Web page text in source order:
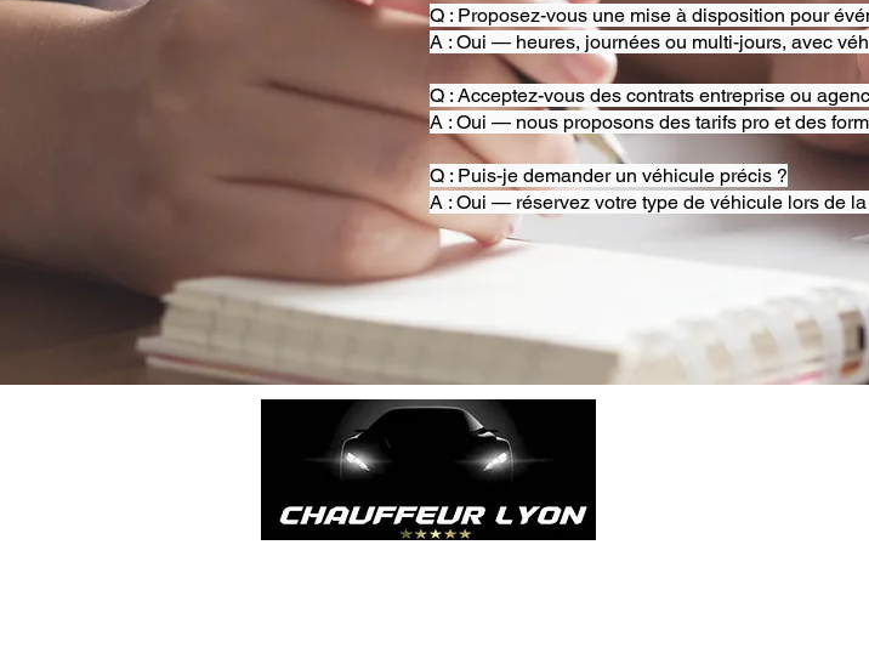
Q : Proposez-vous une mise à disposition pour
A : Oui — heures, journées ou multi-jours, avec
Q : Acceptez-vous des contrats entreprise ou
A : Oui — nous proposons des tarifs pro et des
Q : Puis-je demander un véhicule précis ?
A : Oui — réservez votre type de véhicule lors de